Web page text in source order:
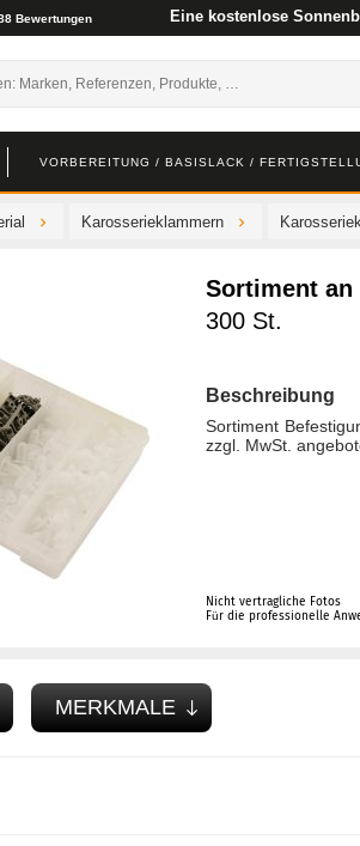
Bewertungen Eine kostenlose
VORBEREITUNG / BASISLACK /
Karosserieklammern
Sortiment
300 St.
Beschreibung
Sortiment
zzgl. MwSt.
Nicht vertragliche Fotos
Für die professionelle
MERKMALE